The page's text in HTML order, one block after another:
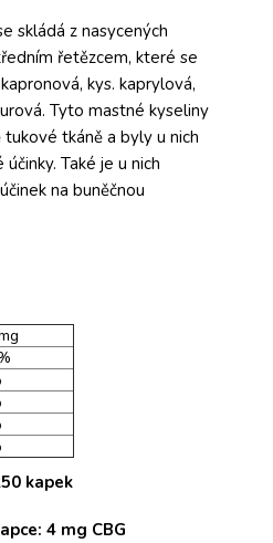
skládá z nasycených
řetězcem, které se
kys. kaprylová,
Tyto mastné kyseliny
tkáně a byly u nich
Také je u nich
na buněčnou
kapek
4 mg CBG